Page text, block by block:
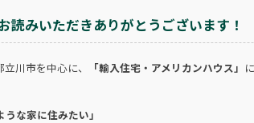
読みいただきありがとうございます！
川市を中心に、 「輸入住宅・アメリカンハウス」
な家に住みたい」